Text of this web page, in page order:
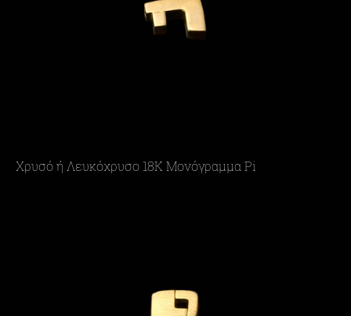
Χρυσό ή Λευκόχρυσο 18Κ Μονόγραμμα Pi